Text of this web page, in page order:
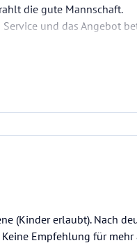
die gute Mannschaft.
und das Angebot
(Kinder erlaubt). Nach
Empfehlung für mehr